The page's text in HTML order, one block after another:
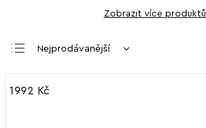
Zobrazit více produktů
Nejprodávanější
Nejdražší
1992 Kč